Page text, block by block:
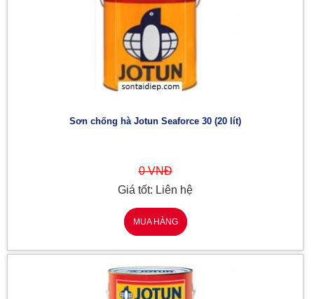
Sơn chống hà Jotun Seaforce 30 (20 lít)
0 VNĐ
Giá tốt: Liên hệ
MUA HÀNG